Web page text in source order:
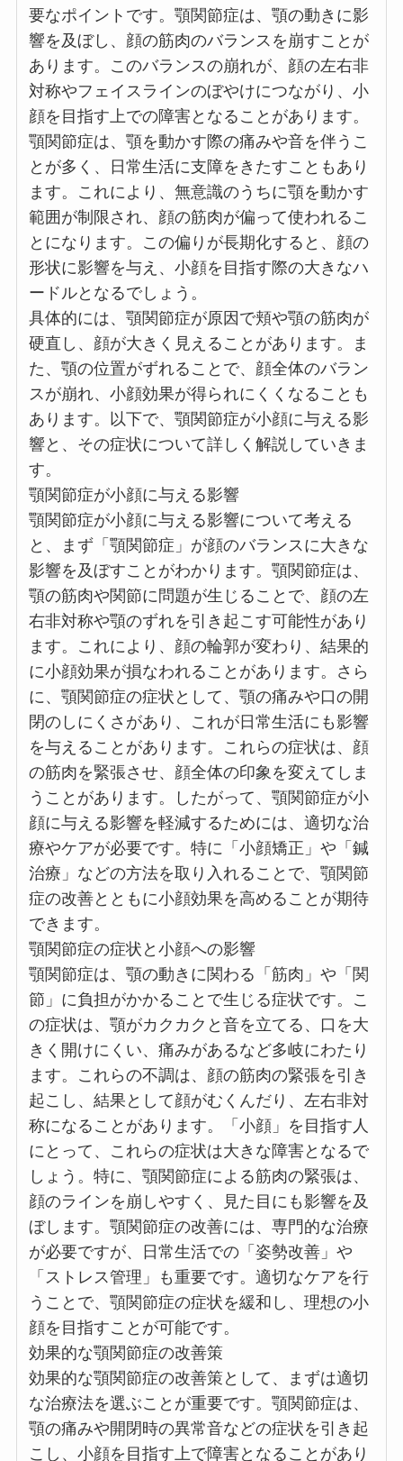
要なポイントです。顎関節症は、顎の動きに影
響を及ぼし、顔の筋肉のバランスを崩すことが
あります。このバランスの崩れが、顔の左右非
対称やフェイスラインのぼやけにつながり、小
顔を目指す上での障害となることがあります。
顎関節症は、顎を動かす際の痛みや音を伴うこ
とが多く、日常生活に支障をきたすこともあり
ます。これにより、無意識のうちに顎を動かす
範囲が制限され、顔の筋肉が偏って使われるこ
とになります。この偏りが長期化すると、顔の
形状に影響を与え、小顔を目指す際の大きなハ
ードルとなるでしょう。
具体的には、顎関節症が原因で頬や顎の筋肉が
硬直し、顔が大きく見えることがあります。ま
た、顎の位置がずれることで、顔全体のバラン
スが崩れ、小顔効果が得られにくくなることも
あります。以下で、顎関節症が小顔に与える影
響と、その症状について詳しく解説していきま
す。
顎関節症が小顔に与える影響
顎関節症が小顔に与える影響について考える
と、まず「顎関節症」が顔のバランスに大きな
影響を及ぼすことがわかります。顎関節症は、
顎の筋肉や関節に問題が生じることで、顔の左
右非対称や顎のずれを引き起こす可能性があり
ます。これにより、顔の輪郭が変わり、結果的
に小顔効果が損なわれることがあります。さら
に、顎関節症の症状として、顎の痛みや口の開
閉のしにくさがあり、これが日常生活にも影響
を与えることがあります。これらの症状は、顔
の筋肉を緊張させ、顔全体の印象を変えてしま
うことがあります。したがって、顎関節症が小
顔に与える影響を軽減するためには、適切な治
療やケアが必要です。特に「小顔矯正」や「鍼
治療」などの方法を取り入れることで、顎関節
症の改善とともに小顔効果を高めることが期待
できます。
顎関節症の症状と小顔への影響
顎関節症は、顎の動きに関わる「筋肉」や「関
節」に負担がかかることで生じる症状です。こ
の症状は、顎がカクカクと音を立てる、口を大
きく開けにくい、痛みがあるなど多岐にわたり
ます。これらの不調は、顔の筋肉の緊張を引き
起こし、結果として顔がむくんだり、左右非対
称になることがあります。「小顔」を目指す人
にとって、これらの症状は大きな障害となるで
しょう。特に、顎関節症による筋肉の緊張は、
顔のラインを崩しやすく、見た目にも影響を及
ぼします。顎関節症の改善には、専門的な治療
が必要ですが、日常生活での「姿勢改善」や
「ストレス管理」も重要です。適切なケアを行
うことで、顎関節症の症状を緩和し、理想の小
顔を目指すことが可能です。
効果的な顎関節症の改善策
効果的な顎関節症の改善策として、まずは適切
な治療法を選ぶことが重要です。顎関節症は、
顎の痛みや開閉時の異常音などの症状を引き起
こし、小顔を目指す上で障害となることがあり